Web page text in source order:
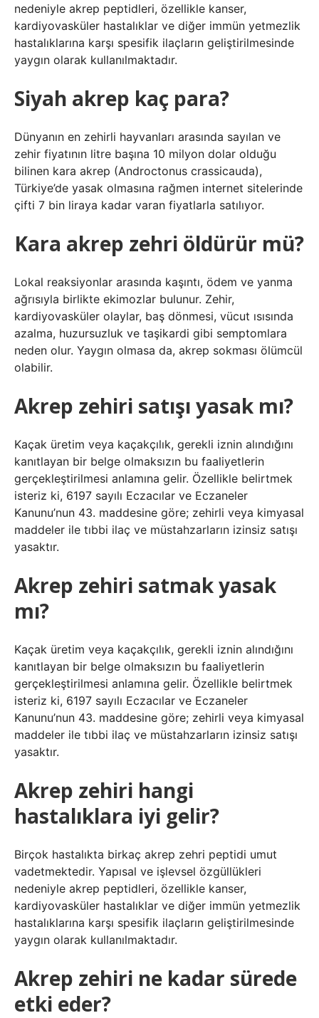
nedeniyle akrep peptidleri, özellikle kanser,
kardiyovasküler hastalıklar ve diğer immün yetmezlik
hastalıklarına karşı spesifik ilaçların geliştirilmesinde
yaygın olarak kullanılmaktadır.
Siyah akrep kaç para?
Dünyanın en zehirli hayvanları arasında sayılan ve
zehir fiyatının litre başına 10 milyon dolar olduğu
bilinen kara akrep (Androctonus crassicauda),
Türkiye’de yasak olmasına rağmen internet sitelerinde
çifti 7 bin liraya kadar varan fiyatlarla satılıyor.
Kara akrep zehri öldürür mü?
Lokal reaksiyonlar arasında kaşıntı, ödem ve yanma
ağrısıyla birlikte ekimozlar bulunur. Zehir,
kardiyovasküler olaylar, baş dönmesi, vücut ısısında
azalma, huzursuzluk ve taşikardi gibi semptomlara
neden olur. Yaygın olmasa da, akrep sokması ölümcül
olabilir.
Akrep zehiri satışı yasak mı?
Kaçak üretim veya kaçakçılık, gerekli iznin alındığını
kanıtlayan bir belge olmaksızın bu faaliyetlerin
gerçekleştirilmesi anlamına gelir. Özellikle belirtmek
isteriz ki, 6197 sayılı Eczacılar ve Eczaneler
Kanunu’nun 43. maddesine göre; zehirli veya kimyasal
maddeler ile tıbbi ilaç ve müstahzarların izinsiz satışı
yasaktır.
Akrep zehiri satmak yasak
mı?
Kaçak üretim veya kaçakçılık, gerekli iznin alındığını
kanıtlayan bir belge olmaksızın bu faaliyetlerin
gerçekleştirilmesi anlamına gelir. Özellikle belirtmek
isteriz ki, 6197 sayılı Eczacılar ve Eczaneler
Kanunu’nun 43. maddesine göre; zehirli veya kimyasal
maddeler ile tıbbi ilaç ve müstahzarların izinsiz satışı
yasaktır.
Akrep zehiri hangi
hastalıklara iyi gelir?
Birçok hastalıkta birkaç akrep zehri peptidi umut
vadetmektedir. Yapısal ve işlevsel özgüllükleri
nedeniyle akrep peptidleri, özellikle kanser,
kardiyovasküler hastalıklar ve diğer immün yetmezlik
hastalıklarına karşı spesifik ilaçların geliştirilmesinde
yaygın olarak kullanılmaktadır.
Akrep zehiri ne kadar sürede
etki eder?